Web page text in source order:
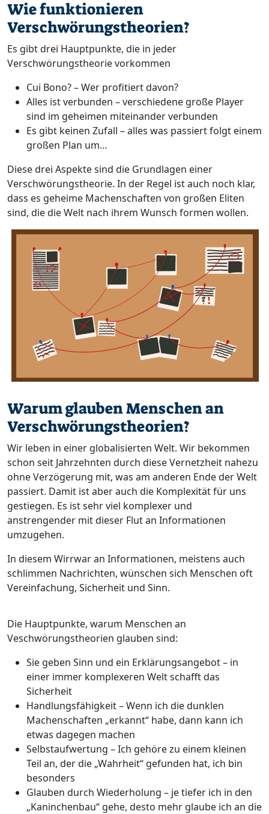
Wie funktionieren
Verschwörungstheorien?
Es gibt drei Hauptpunkte, die in jeder
Verschwörungstheorie vorkommen
Cui Bono? – Wer profitiert davon?
Alles ist verbunden – verschiedene große Player
sind im geheimen miteinander verbunden
Es gibt keinen Zufall – alles was passiert folgt einem
großen Plan um…
Diese drei Aspekte sind die Grundlagen einer
Verschwörungstheorie. In der Regel ist auch noch klar,
dass es geheime Machenschaften von großen Eliten
sind, die die Welt nach ihrem Wunsch formen wollen.
Warum glauben Menschen an
Verschwörungstheorien?
Wir leben in einer globalisierten Welt. Wir bekommen
schon seit Jahrzehnten durch diese Vernetzheit nahezu
ohne Verzögerung mit, was am anderen Ende der Welt
passiert. Damit ist aber auch die Komplexität für uns
gestiegen. Es ist sehr viel komplexer und
anstrengender mit dieser Flut an Informationen
umzugehen.
In diesem Wirrwar an Informationen, meistens auch
schlimmen Nachrichten, wünschen sich Menschen oft
Vereinfachung, Sicherheit und Sinn.
Die Hauptpunkte, warum Menschen an
Veschwörungstheorien glauben sind:
Sie geben Sinn und ein Erklärungsangebot – in
einer immer komplexeren Welt schafft das
Sicherheit
Handlungsfähigkeit – Wenn ich die dunklen
Machenschaften „erkannt“ habe, dann kann ich
etwas dagegen machen
Selbstaufwertung – Ich gehöre zu einem kleinen
Teil an, der die „Wahrheit“ gefunden hat, ich bin
besonders
Glauben durch Wiederholung – je tiefer ich in den
„Kaninchenbau“ gehe, desto mehr glaube ich an die